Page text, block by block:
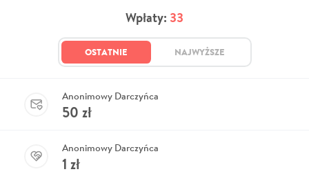
Wpłaty: 33
OSTATNIE NAJWYŻSZE
Anonimowy Darczyńca
50 zł
Anonimowy Darczyńca
1 zł